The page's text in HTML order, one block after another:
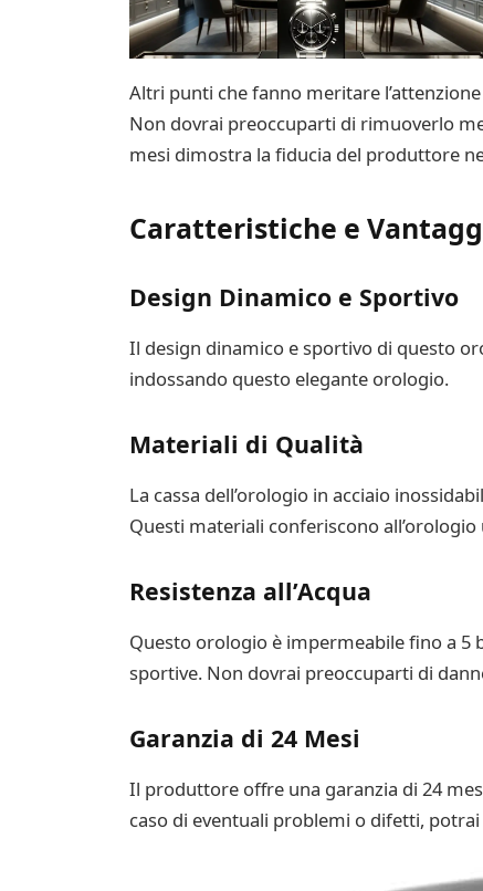
Altri punti che fanno meritare
Non dovrai preoccuparti di rimuoverlo
mesi dimostra la fiducia del produttore
Caratteristiche e
Design Dinamico e Sportivo
Il design dinamico e sportivo di questo
indossando questo elegante orologio.
Materiali di Qualità
La cassa dell’orologio in acciaio
Questi materiali conferiscono
Resistenza all’Acqua
Questo orologio è impermeabile fino a 5
sportive. Non dovrai preoccuparti di
Garanzia di 24 Mesi
Il produttore offre una garanzia di 24
caso di eventuali problemi o difetti,